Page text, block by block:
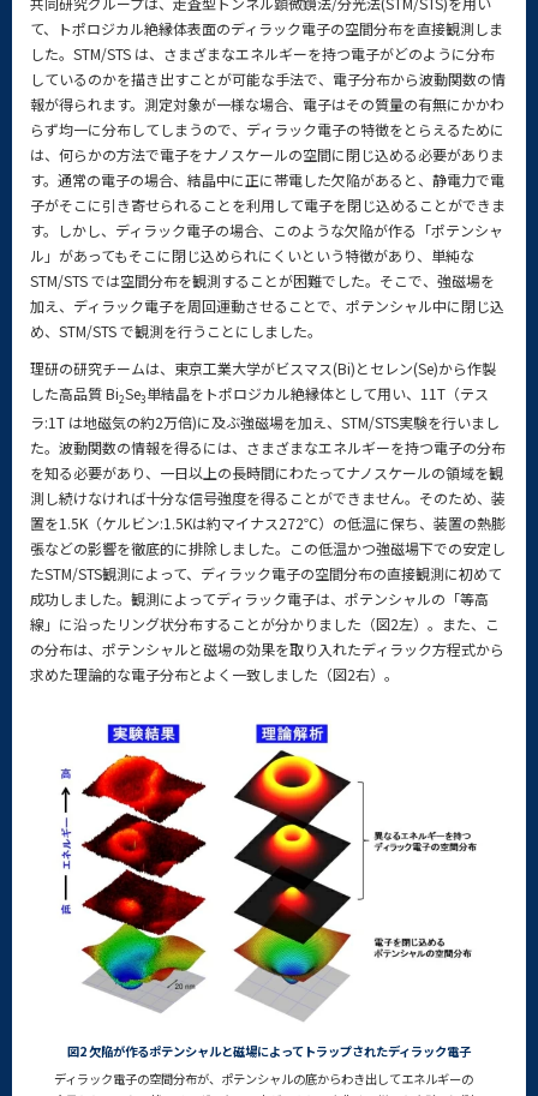
て、トポロジカル絶縁体表面のディラック電子の空間分布を直接観測しま
した。STM/STS は、さまざまなエネルギーを持つ電子がどのように分布
しているのかを描き出すことが可能な手法で、電子分布から波動関数の情
報が得られます。測定対象が一様な場合、電子はその質量の有無にかかわ
らず均一に分布してしまうので、ディラック電子の特徴をとらえるために
は、何らかの方法で電子をナノスケールの空間に閉じ込める必要がありま
す。通常の電子の場合、結晶中に正に帯電した欠陥があると、静電力で電
子がそこに引き寄せられることを利用して電子を閉じ込めることができま
す。しかし、ディラック電子の場合、このような欠陥が作る「ポテンシャ
ル」があってもそこに閉じ込められにくいという特徴があり、単純な
STM/STS では空間分布を観測することが困難でした。そこで、強磁場を
加え、ディラック電子を周回運動させることで、ポテンシャル中に閉じ込
め、STM/STS で観測を行うことにしました。
理研の研究チームは、東京工業大学がビスマス(Bi)とセレン(Se)から作製
した高品質 Bi2Se3単結晶をトポロジカル絶縁体として用い、11T（テス
ラ:1T は地磁気の約2万倍)に及ぶ強磁場を加え、STM/STS実験を行いまし
た。波動関数の情報を得るには、さまざまなエネルギーを持つ電子の分布
を知る必要があり、一日以上の長時間にわたってナノスケールの領域を観
測し続けなければ十分な信号強度を得ることができません。そのため、装
置を1.5K（ケルビン:1.5Kは約マイナス272℃）の低温に保ち、装置の熱膨
張などの影響を徹底的に排除しました。この低温かつ強磁場下での安定し
たSTM/STS観測によって、ディラック電子の空間分布の直接観測に初めて
成功しました。観測によってディラック電子は、ポテンシャルの「等高
線」に沿ったリング状分布することが分かりました（図2左）。また、こ
の分布は、ポテンシャルと磁場の効果を取り入れたディラック方程式から
求めた理論的な電子分布とよく一致しました（図2右）。
図2 欠陥が作るポテンシャルと磁場によってトラップされたディラック電子
ディラック電子の空間分布が、ポテンシャルの底からわき出してエネルギーの